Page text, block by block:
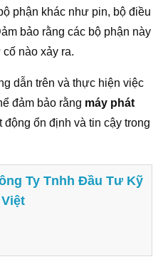
phận khác như pin, bộ điều
bảo rằng các bộ phận này
nào xảy ra.
dẫn trên và thực hiện việc
đảm bảo rằng máy phát
ổn định và tin cậy trong
Ty Tnhh Đầu Tư Kỹ